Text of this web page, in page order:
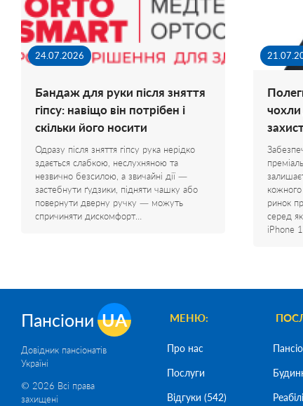
24.07.2026
Бандаж для руки після зняття
гіпсу: навіщо він потрібен і
скільки його носити
Одразу після зняття гіпсу рука нерідко
здається слабкою, неслухняною та
незвично безсилою, а звичайні дії —
застебнути ґудзики, підняти чашку або
повернути дверну ручку — можуть
спричиняти дискомфорт…
ринок
серед
iPhone
Пансіони UA
Довідник пансіонатів
Україні
© 2026 Всі права
захищені
МЕНЮ:
Про нас
Послуги
Відгуки (542)